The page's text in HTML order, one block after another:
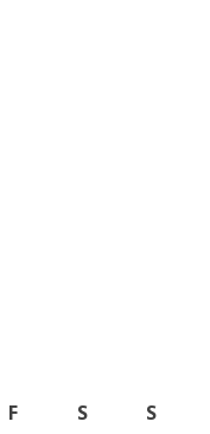
F S
S